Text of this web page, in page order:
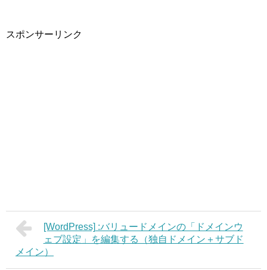
スポンサーリンク
[WordPress] :バリュードメインの「ドメインウ
ェブ設定」を編集する（独自ドメイン＋サブド
メイン）